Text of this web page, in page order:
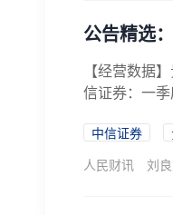
公告精选
【经营数据
信证券：一
中信证券
人民财讯
刘